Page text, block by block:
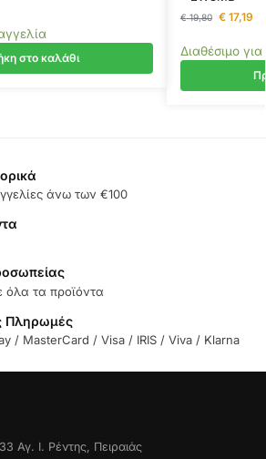
στο καλάθι
€19,80 €17,19
Διαθέσιμο
άνω των €100
όλα τα προϊόντα
Πληρωμές
/ MasterCard / Visa / IRIS / Viva / Klarna
Αγ. Ι. Ρέντης, Πειραιάς